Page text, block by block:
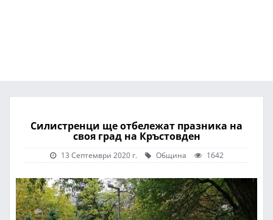
Силистренци ще отбележат празника на
своя град на Кръстовден
13 Септември 2020 г. Община 1642